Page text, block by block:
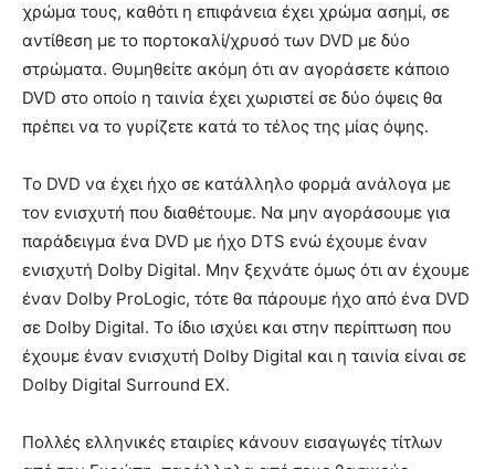
χρώμα τους, καθότι η επιφάνεια έχει χρώμα ασημί, σε
αντίθεση με το πορτοκαλί/χρυσό των DVD με δύο
στρώματα. Θυμηθείτε ακόμη ότι αν αγοράσετε κάποιο
DVD στο οποίο η ταινία έχει χωριστεί σε δύο όψεις θα
πρέπει να το γυρίζετε κατά το τέλος της μίας όψης.
Το DVD να έχει ήχο σε κατάλληλο φορμά ανάλογα με
τον ενισχυτή που διαθέτουμε. Να μην αγοράσουμε για
παράδειγμα ένα DVD με ήχο DTS ενώ έχουμε έναν
ενισχυτή Dolby Digital. Μην ξεχνάτε όμως ότι αν έχουμε
έναν Dolby ProLogic, τότε θα πάρουμε ήχο από ένα DVD
σε Dolby Digital. Το ίδιο ισχύει και στην περίπτωση που
έχουμε έναν ενισχυτή Dolby Digital και η ταινία είναι σε
Dolby Digital Surround EX.
Πολλές ελληνικές εταιρίες κάνουν εισαγωγές τίτλων